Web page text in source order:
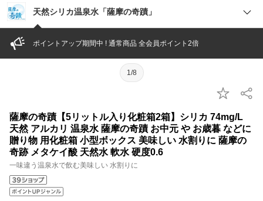
天然シリカ温泉水「薩摩の奇蹟」
ポイントアップ期間中 ! 通常商品 全会員ポイント2倍
1/8
薩摩の奇蹟【5リットル入り化粧箱2箱】シリカ 74mg/L
天然 アルカリ 温泉水 薩摩の奇蹟 お中元 や お歳暮 などに
贈り物 用化粧箱 小型ボックス 美味しい 水割りに 薩摩の
奇跡 メタケイ酸 天然水 軟水 硬度0.6
一味違う温泉水で飲む美味しい 水割りに